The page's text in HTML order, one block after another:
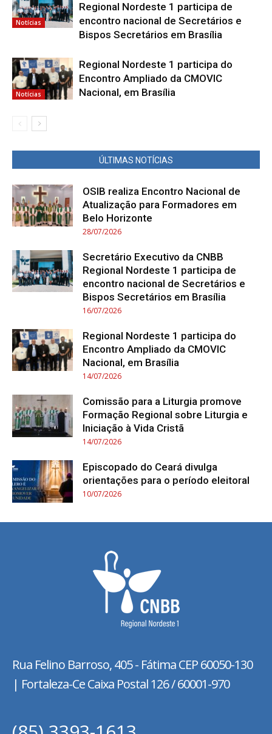
Notícias
Regional Nordeste 1 participa de
encontro nacional de Secretários e
Bispos Secretários em Brasília
Notícias
Regional Nordeste 1 participa do
Encontro Ampliado da CMOVIC
Nacional, em Brasília
ÚLTIMAS NOTÍCIAS
OSIB realiza Encontro Nacional de
Atualização para Formadores em
Belo Horizonte
28/07/2026
Secretário Executivo da CNBB
Regional Nordeste 1 participa de
encontro nacional de Secretários e
Bispos Secretários em Brasília
16/07/2026
Regional Nordeste 1 participa do
Encontro Ampliado da CMOVIC
Nacional, em Brasília
14/07/2026
Comissão para a Liturgia promove
Formação Regional sobre Liturgia e
Iniciação à Vida Cristã
14/07/2026
Episcopado do Ceará divulga
orientações para o período eleitoral
10/07/2026
Rua Felino Barroso, 405 - FátimaCEP 60050-130
| Fortaleza-Ce Caixa Postal 126 / 60001-970